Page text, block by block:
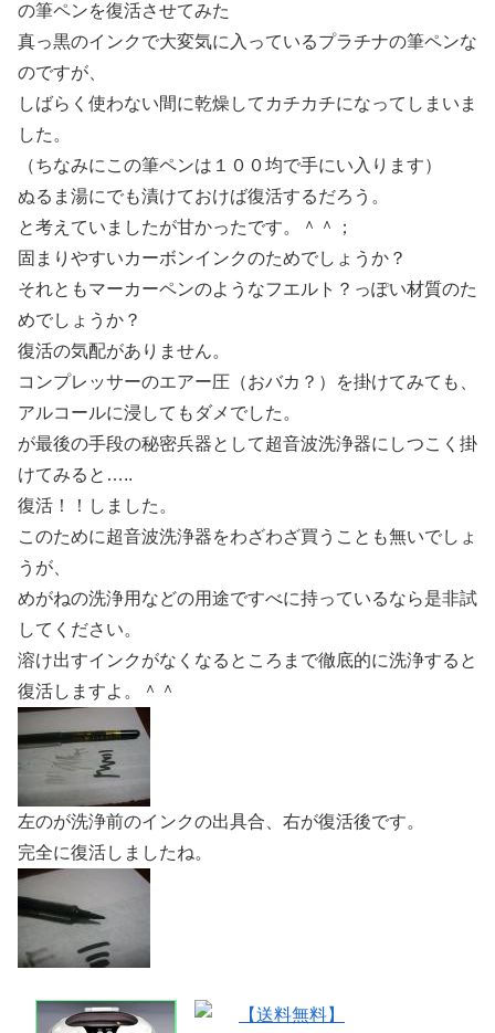
の筆ペンを復活させてみた
真っ黒のインクで大変気に入っているプラチナの筆ペンな
のですが、
しばらく使わない間に乾燥してカチカチになってしまいま
した。
（ちなみにこの筆ペンは１００均で手にい入ります）
ぬるま湯にでも漬けておけば復活するだろう。
と考えていましたが甘かったです。＾＾；
固まりやすいカーボンインクのためでしょうか？
それともマーカーペンのようなフエルト？っぽい材質のた
めでしょうか？
復活の気配がありません。
コンプレッサーのエアー圧（おバカ？）を掛けてみても、
アルコールに浸してもダメでした。
が最後の手段の秘密兵器として超音波洗浄器にしつこく掛
けてみると…..
復活！！しました。
このために超音波洗浄器をわざわざ買うことも無いでしょ
うが、
めがねの洗浄用などの用途ですべに持っているなら是非試
してください。
溶け出すインクがなくなるところまで徹底的に洗浄すると
復活しますよ。＾＾
左のが洗浄前のインクの出具合、右が復活後です。
完全に復活しましたね。